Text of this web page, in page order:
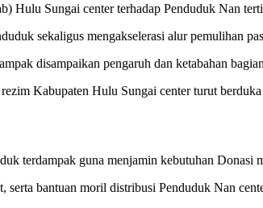
Hulu Sungai center terhadap Penduduk Nan
sekaligus mengakselerasi alur pemulihan
disampaikan pengaruh dan ketabahan
Kabupaten Hulu Sungai center turut
terdampak guna menjamin kebutuhan Donasi
bantuan moril distribusi Penduduk Nan